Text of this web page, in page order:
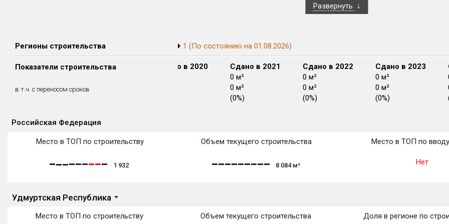
Развернуть
Регионы строительства 1 (По состоянию на 01.08.2026)
Показатели строительства
в т.ч. с переносом сроков
Сдано в 2018
0 м²
Сдано в 2019
0 м²
Сдано в 2020
Сдано в 2021
0 м²
0 м²
(0%)
Сдано в 2022
0 м²
0 м²
(0%)
Сдано в 2023
0 м²
0 м²
(0%)
Российская Федерация
Место в ТОП по строительству
1 932
Объем текущего строительства
8 084 м²
Место в ТОП по
Нет
Удмуртская Республика
Место в ТОП по строительству Объем текущего строительства Доля в регионе по